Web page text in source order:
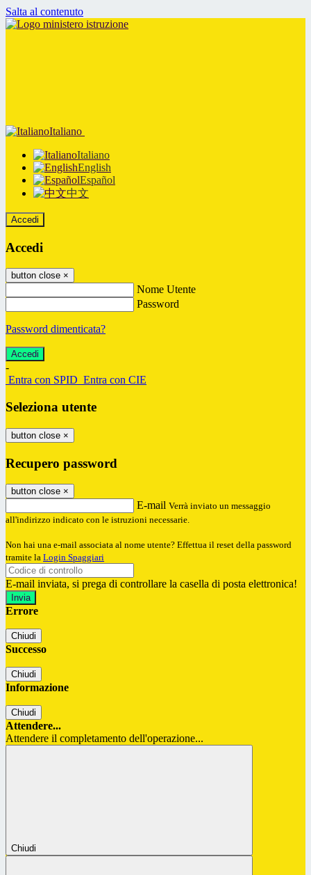
Salta al contenuto
Italiano
Italiano
English
Español
中文
Accedi
Accedi
button close ×
Nome Utente
Password
Password dimenticata?
-
Entra con SPID Entra con CIE
Seleziona utente
button close ×
Recupero password
button close ×
E-mail Verrà inviato un messaggio
all'indirizzo indicato con le istruzioni necessarie.
Non hai una e-mail associata al nome utente? Effettua il reset della password
tramite la Login Spaggiari
E-mail inviata, si prega di controllare la casella di posta elettronica!
Errore
Chiudi
Successo
Chiudi
Informazione
Chiudi
Attendere...
Attendere il completamento dell'operazione...
Chiudi